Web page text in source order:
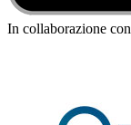
In collaborazione con